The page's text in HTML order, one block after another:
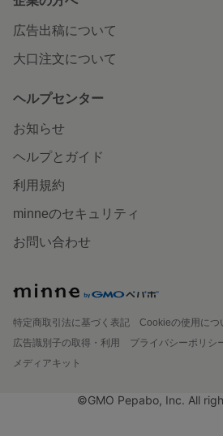
広告出稿について
大口注文について
ヘルプセンター
お知らせ
ヘルプとガイド
利用規約
minneのセキュリティ
お問い合わせ
特定商取引法に基づく表記
Cookieの使用につ
広告識別子の取得・利用
プライバシーポリシ
メディアキット
©GMO Pepabo, Inc. All